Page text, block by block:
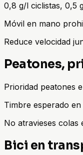
0,8 g/l ciclistas, 0,5
Móvil en mano
Reduce velocidad
Peatones,
Prioridad peatones
Timbre esperado
No atravieses colas
Bici en